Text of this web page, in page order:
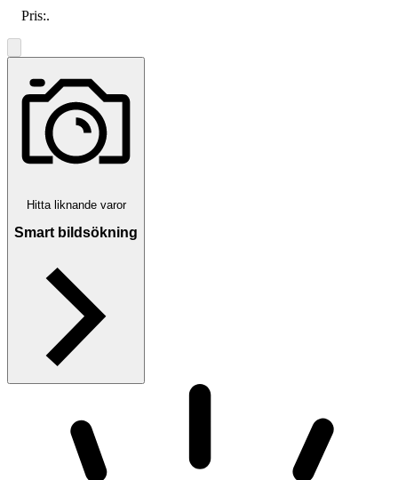
Pris:.
Hitta liknande varor
Smart bildsökning